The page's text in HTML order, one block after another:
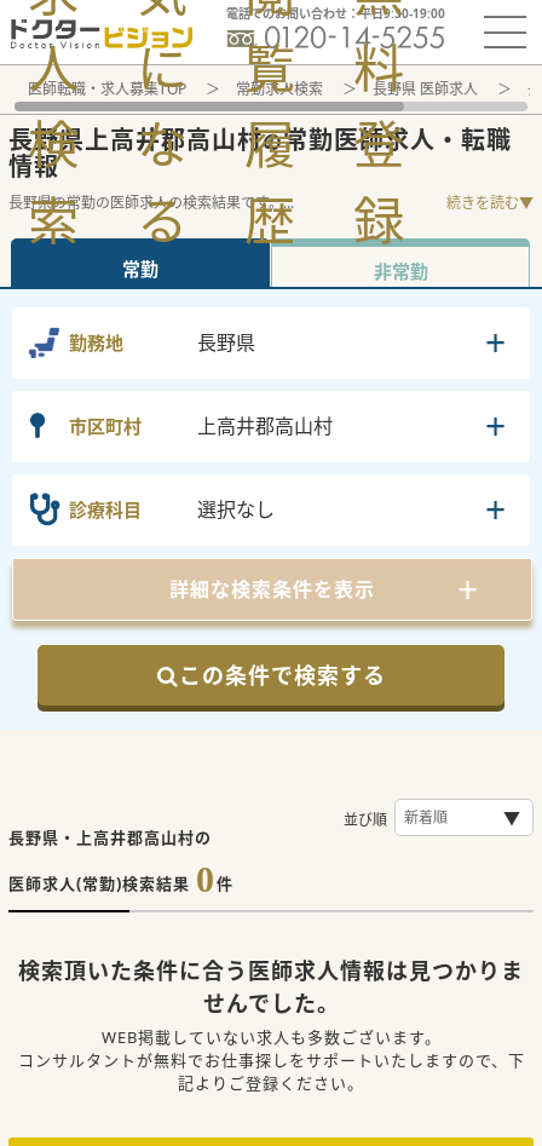
電話でのお問い合わせ：平日9:30-19:00
人
検
索
に
な
る
覧
履
歴
料
登
録
医師転職・求人募集TOP 常勤求人検索 長野県 医師求人
長野県上高井郡高山村の常勤医師求人・転職
情報
長野県の常勤の医師求人の検索結果です。... 続きを読む▼
常勤 非常勤
勤務地 長野県
市区町村 上高井郡高山村
診療科目 選択なし
詳細な検索条件を表示
この条件で検索する
長野県・上高井郡高山村の
医師求人(常勤)検索結果 0件
並び順
検索頂いた条件に合う医師求人情報は見つかりま
せんでした。
WEB掲載していない求人も多数ございます。
コンサルタントが無料でお仕事探しをサポートいたしますので、下
記よりご登録ください。